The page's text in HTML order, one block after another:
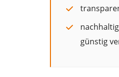
günstig